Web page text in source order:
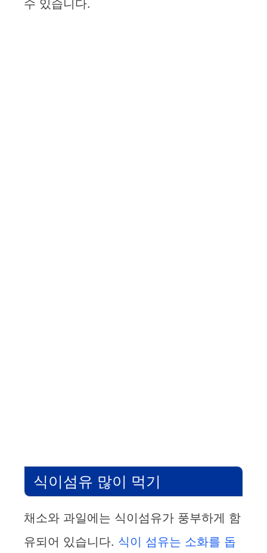
수 있습니다.
식이섬유 많이 먹기
채소와 과일에는 식이섬유가 풍부하게 함
유되어 있습니다. 식이 섬유는 소화를 돕